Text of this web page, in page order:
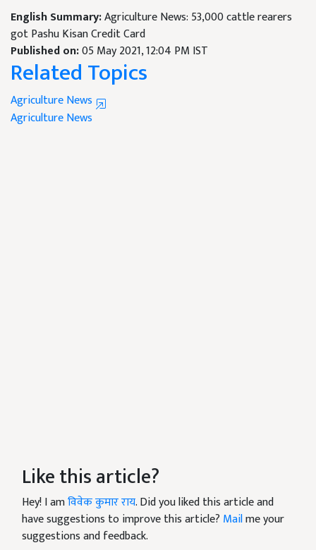
English Summary:Agriculture News: 53,000 cattle rearers
got Pashu Kisan Credit Card
Published on:05 May 2021, 12:04 PM IST
Related Topics
Agriculture News
Agriculture News
Like this article?
Hey! I amविवेक कुमार राय. Did you liked this article and
have suggestions to improve this article? Mailme your
suggestions and feedback.